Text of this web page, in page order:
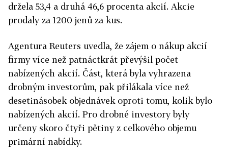
držela 53,4 a druhá 46,6 procenta akcií. Akcie
prodaly za 1200 jenů za kus.
Agentura Reuters uvedla, že zájem o nákup akcií
firmy více než patnáctkrát převýšil počet
nabízených akcií. Část, která byla vyhrazena
drobným investorům, pak přilákala více než
desetinásobek objednávek oproti tomu, kolik bylo
nabízených akcií. Pro drobné investory byly
určeny skoro čtyři pětiny z celkového objemu
primární nabídky.